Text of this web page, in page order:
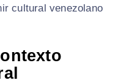
cultural venezolano.